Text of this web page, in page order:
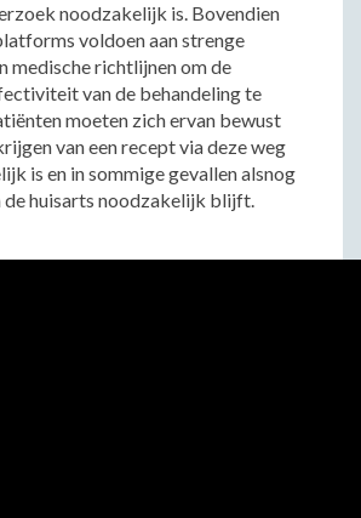
noodzakelijk is. Bovendien
voldoen aan strenge
medische richtlijnen om de
van de behandeling te
moeten zich ervan bewust
van een recept via deze weg
is en in sommige gevallen alsnog
de huisarts noodzakelijk blijft.